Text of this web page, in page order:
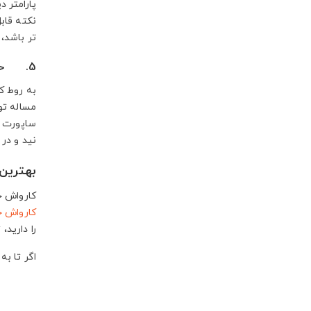
نکته
تر
5. حداکثر گرمای آب مصرفی
به روط
مساله
ساپورت
نید و
کارواش
کارواش
را
اگر تا